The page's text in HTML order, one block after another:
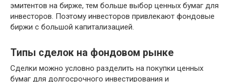
эмитентов на бирже, тем больше выбор ценных бумаг для
инвесторов. Поэтому инвесторов привлекают фондовые
биржи с большой капитализацией.
Типы сделок на фондовом рынке
Сделки можно условно разделить на покупки ценных
бумаг для долгосрочного инвестирования и